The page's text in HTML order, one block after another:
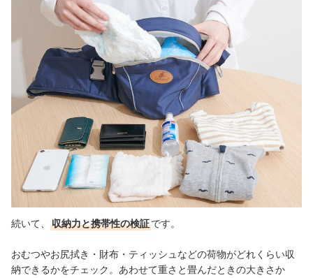
続いて、 収納力と携帯性の検証です。
おむつやお尻拭き・財布・ティッシュなどの荷物がどれくらい収
納できるかをチェック。あわせて重さと畳んだときの大きさか